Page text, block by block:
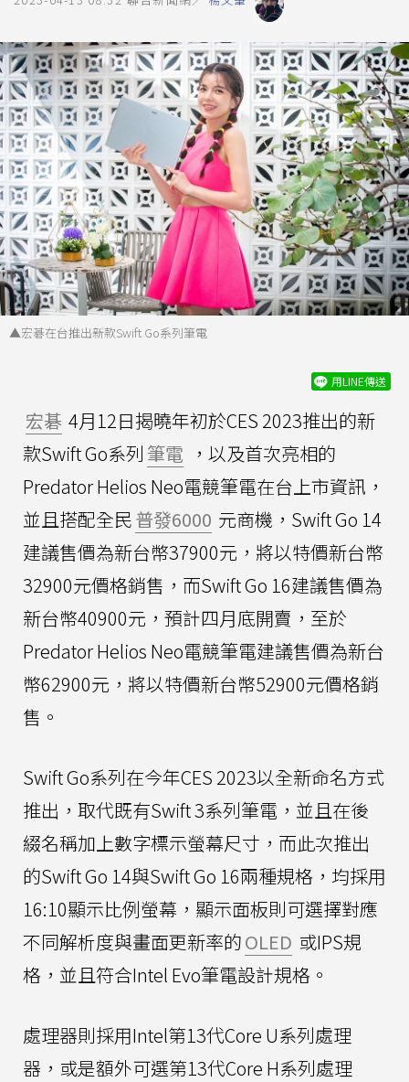
▲宏碁在台推出新款Swift Go系列筆電
用LINE傳送
宏碁 4月12日揭曉年初於CES 2023推出的新
款Swift Go系列 筆電 ，以及首次亮相的
Predator Helios Neo電競筆電在台上市資訊，
並且搭配全民普發6000 元商機，Swift Go 14
建議售價為新台幣37900元，將以特價新台幣
32900元價格銷售，而Swift Go 16建議售價為
新台幣40900元，預計四月底開賣，至於
Predator Helios Neo電競筆電建議售價為新台
幣62900元，將以特價新台幣52900元價格銷
售。
Swift Go系列在今年CES 2023以全新命名方式
推出，取代既有Swift 3系列筆電，並且在後
綴名稱加上數字標示螢幕尺寸，而此次推出
的Swift Go 14與Swift Go 16兩種規格，均採用
16:10顯示比例螢幕，顯示面板則可選擇對應
不同解析度與畫面更新率的OLED 或IPS規
格，並且符合Intel Evo筆電設計規格。
處理器則採用Intel第13代Core U系列處理
器，或是額外可選第13代Core H系列處理